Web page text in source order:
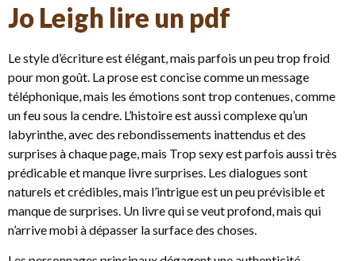
Jo Leigh lire un pdf
Le style d’écriture est élégant, mais parfois un peu trop froid
pour mon goût. La prose est concise comme un message
téléphonique, mais les émotions sont trop contenues, comme
un feu sous la cendre. L’histoire est aussi complexe qu’un
labyrinthe, avec des rebondissements inattendus et des
surprises à chaque page, mais Trop sexy est parfois aussi très
prédicable et manque livre surprises. Les dialogues sont
naturels et crédibles, mais l’intrigue est un peu prévisible et
manque de surprises. Un livre qui se veut profond, mais qui
n’arrive mobi à dépasser la surface des choses.